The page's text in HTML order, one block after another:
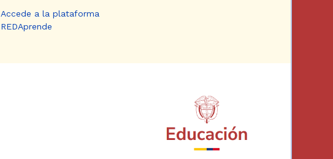
Accede a la plataforma
REDAprende